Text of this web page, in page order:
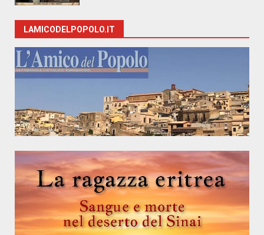
LAMICODELPOPOLO.IT